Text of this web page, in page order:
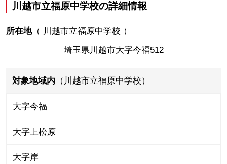
川越市立福原中学校の詳細情報
所在地（ 川越市立福原中学校 ）
埼玉県川越市大字今福512
対象地域内 （川越市立福原中学校）
大字今福
大字上松原
大字岸